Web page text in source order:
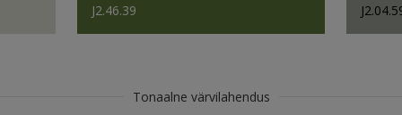
J2.46.39
Tonaalne värvilahendus